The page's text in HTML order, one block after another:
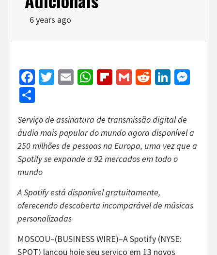
6 years ago
Facebook
Twitter
EmailWhatsApp
Flipboard
GmailReddit
Serviço de assinatura de transmissão digital de
áudio mais popular do mundo agora disponível a
250 milhões de pessoas na Europa, uma vez que a
Spotify se expande a 92 mercados em todo o
mundo
A Spotify está disponível gratuitamente,
oferecendo descoberta incomparável de músicas
personalizadas
MOSCOU–(BUSINESS WIRE)–A Spotify (NYSE:
SPOT) lançou hoje seu serviço em 13 novos